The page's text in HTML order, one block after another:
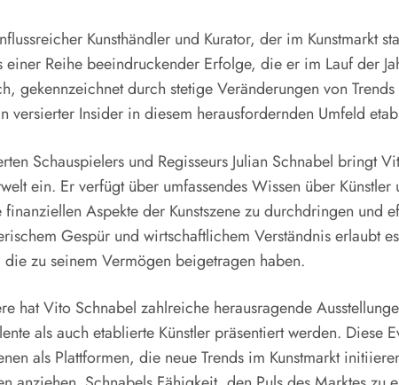
Kunsthändler und Kurator, der im Kunstmarkt
einer Reihe beeindruckender Erfolge, die er im Lauf der
gekennzeichnet durch stetige Veränderungen von
versierter Insider in diesem herausfordernden Umfeld
Schauspielers und Regisseurs Julian Schnabel bringt
ein. Er verfügt über umfassendes Wissen über
Aspekte der Kunstszene zu durchdringen und
Gespür und wirtschaftlichem Verständnis erlaubt
zu seinem Vermögen beigetragen haben.
hat Vito Schnabel zahlreiche herausragende
als auch etablierte Künstler präsentiert werden. Diese
als Plattformen, die neue Trends im Kunstmarkt